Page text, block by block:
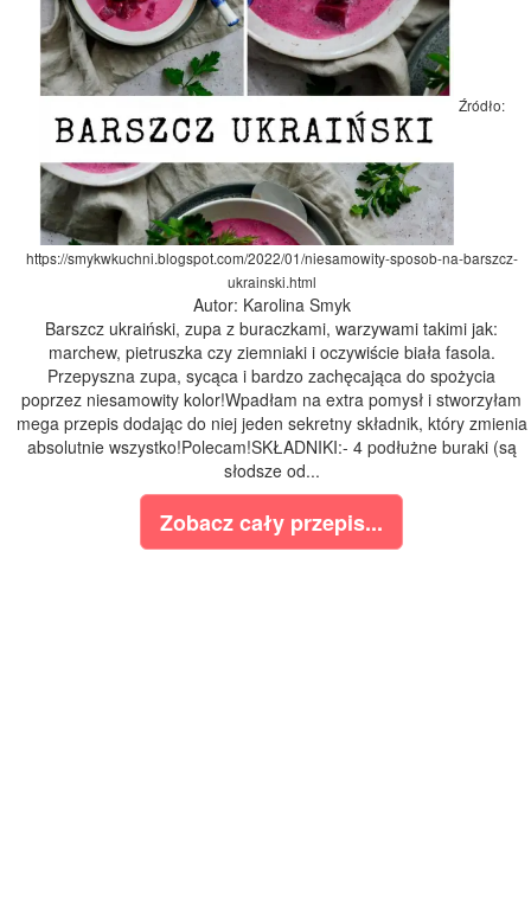
Źródło:
https://smykwkuchni.blogspot.com/2022/01/niesamowity-sposob-na-barszcz-
ukrainski.html
Autor: Karolina Smyk
Barszcz ukraiński, zupa z buraczkami, warzywami takimi jak:
marchew, pietruszka czy ziemniaki i oczywiście biała fasola.
Przepyszna zupa, sycąca i bardzo zachęcająca do spożycia
poprzez niesamowity kolor!Wpadłam na extra pomysł i stworzyłam
mega przepis dodając do niej jeden sekretny składnik, który zmienia
absolutnie wszystko!Polecam!SKŁADNIKI:- 4 podłużne buraki (są
słodsze od...
Zobacz cały przepis...